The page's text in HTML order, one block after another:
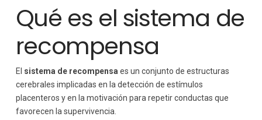
Qué es el sistema de
recompensa
El sistema de recompensa es un conjunto de estructuras
cerebrales implicadas en la detección de estímulos
placenteros y en la motivación para repetir conductas que
favorecen la supervivencia.